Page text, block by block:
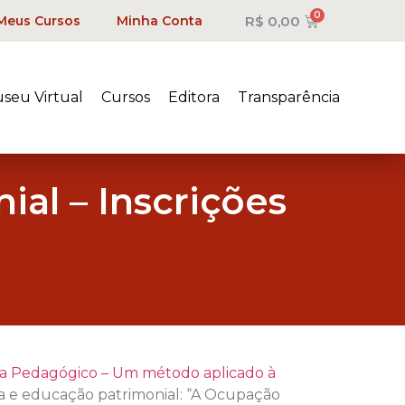
Cursos Minha Conta R$ 0,00
Virtual Cursos Editora Transparência
– Inscrições
Pedagógico – Um método aplicado à
educação patrimonial: “A Ocupação